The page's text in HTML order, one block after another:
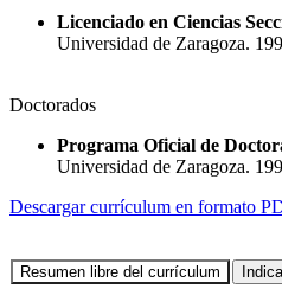
Licenciado en Ciencias
Universidad de Zaragoza.
Doctorados
Programa Oficial de
Universidad de Zaragoza.
Descargar currículum en formato